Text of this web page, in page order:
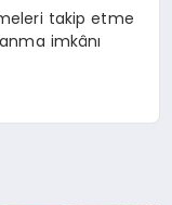
takip etme
imkânı